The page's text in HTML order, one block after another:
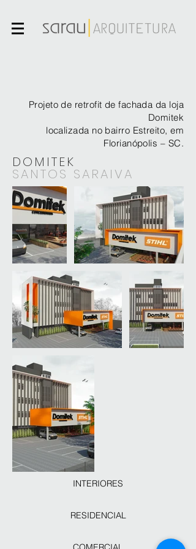
Projeto de retrofit de fachada da loja
Domitek
localizada no bairro Estreito, em
Florianópolis – SC.
DOMITEK
SANTOS SARAIVA
INTERIORES
RESIDENCIAL